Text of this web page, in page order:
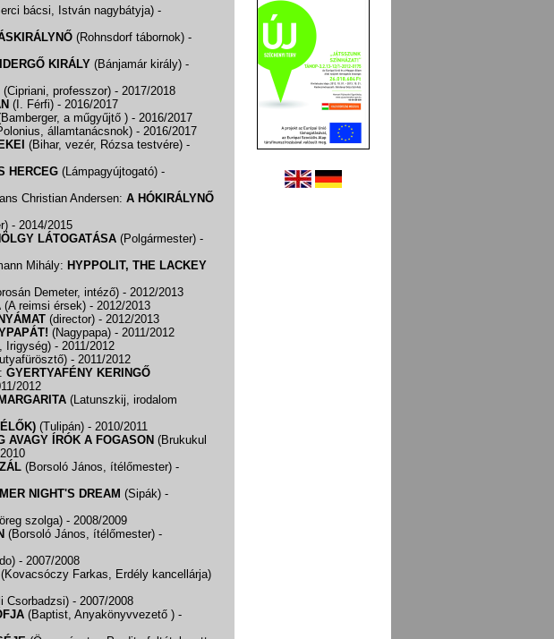
bácsi, István nagybátyja) -
(Rohnsdorf tábornok) -
KIRÁLY (Bánjamár király) -
(Cipriani, professzor) - 2017/2018
(I. Férfi) - 2016/2017
a műgyűjtő ) - 2016/2017
államtanácsnok) - 2016/2017
(Bihar, vezér, Rózsa testvére) -
HERCEG (Lámpagyújtogató) -
Christian Andersen: A HÓKIRÁLYNŐ
- 2014/2015
LÁTOGATÁSA (Polgármester) -
Mihály: HYPPOLIT, THE LACKEY
Demeter, intéző) - 2012/2013
(A reimsi érsek) - 2012/2013
(director) - 2012/2013
(Nagypapa) - 2011/2012
Irigység) - 2011/2012
- 2011/2012
GYERTYAFÉNY KERINGŐ
2012
(Latunszkij, irodalom
(Tulipán) - 2010/2011
AVAGY ÍRÓK A FOGASON (Brukukul
(Borsoló János, ítélőmester) -
NIGHT'S DREAM (Sipák) -
szolga) - 2008/2009
(Borsoló János, ítélőmester) -
- 2007/2008
(Kovacsóczy Farkas, Erdély kancellárja)
Csorbadzsi) - 2007/2008
(Baptist, Anyakönyvvezető ) -